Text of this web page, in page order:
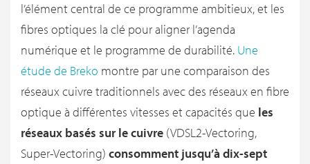
l’élément central de ce programme ambitieux, et les
fibres optiques la clé pour aligner l’agenda
numérique et le programme de durabilité. Une
étude de Breko montre par une comparaison des
réseaux cuivre traditionnels avec des réseaux en fibre
optique à différentes vitesses et capacités que les
réseaux basés sur le cuivre (VDSL2-Vectoring,
Super-Vectoring) consomment jusqu’à dix-sept